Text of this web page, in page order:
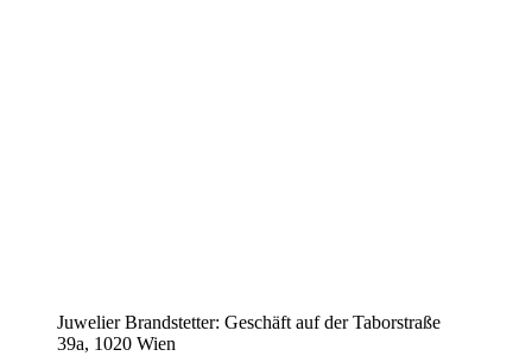
Juwelier Brandstetter: Geschäft auf der Taborstraße
39a, 1020 Wien